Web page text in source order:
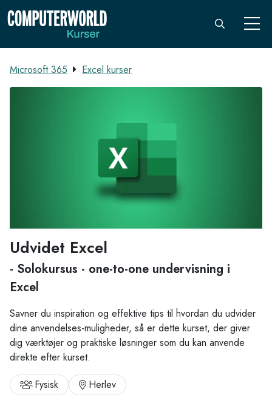
Microsoft 365 Excel kurser
Udvidet Excel
- Solokursus - one-to-one undervisning i
Excel
Savner du inspiration og effektive tips til hvordan du udvider
dine anvendelses-muligheder, så er dette kurset, der giver
dig værktøjer og praktiske løsninger som du kan anvende
direkte efter kurset.
Fysisk
Herlev